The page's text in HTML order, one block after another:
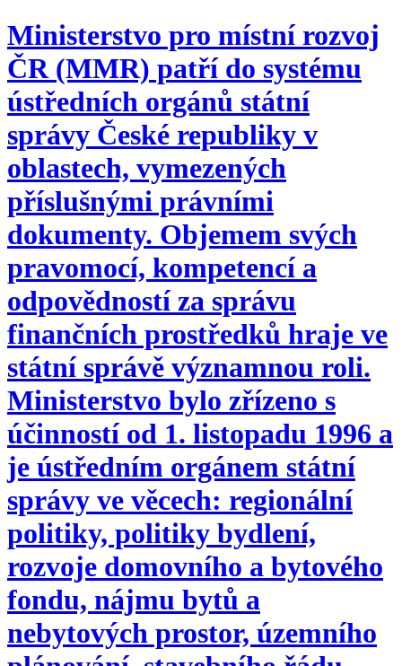
Ministerstvo pro místní rozvoj
ČR (MMR) patří do systému
ústředních orgánů státní
správy České republiky v
oblastech, vymezených
příslušnými právními
dokumenty. Objemem svých
pravomocí, kompetencí a
odpovědností za správu
finančních prostředků hraje ve
státní správě významnou roli.
Ministerstvo bylo zřízeno s
účinností od 1. listopadu 1996 a
je ústředním orgánem státní
správy ve věcech: regionální
politiky, politiky bydlení,
rozvoje domovního a bytového
fondu, nájmu bytů a
nebytových prostor, územního